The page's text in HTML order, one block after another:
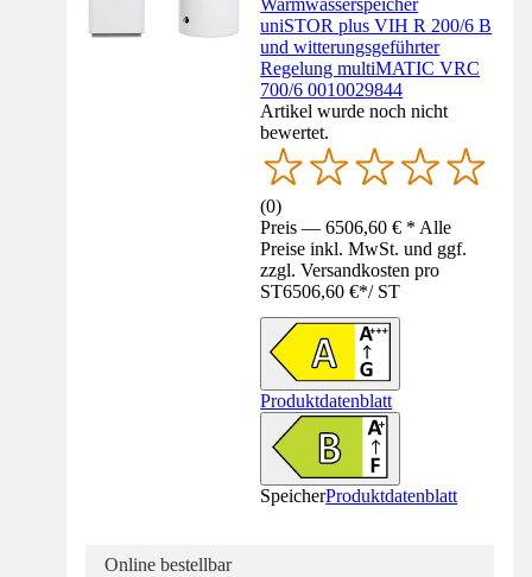
uniSTOR plus VIH R 200/6 B
und witterungsgeführter
Regelung multiMATIC VRC
700/6 0010029844
Artikel wurde noch nicht
bewertet.
(0)
Preis — 6506,60 € * Alle
Preise inkl. MwSt. und ggf.
zzgl. Versandkosten pro
ST6506,60 €*/ ST
Produktdatenblatt
SpeicherProduktdatenblatt
Online bestellbar